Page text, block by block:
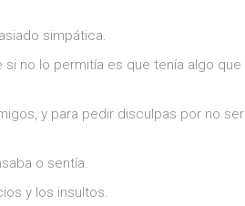
simpática.
no lo permitía es que tenía algo que
y para pedir disculpas por no ser
o sentía.
y los insultos.